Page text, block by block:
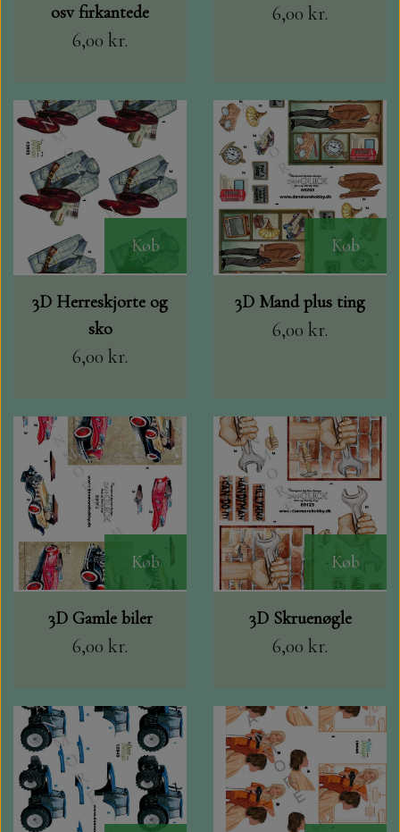
osv firkantede
6,00 kr.
6,00 kr.
Køb
3D Herreskjorte og
sko
6,00 kr.
Køb
3D Mand plus ting
6,00 kr.
Køb
3D Gamle biler
6,00 kr.
Køb
3D Skruenøgle
6,00 kr.